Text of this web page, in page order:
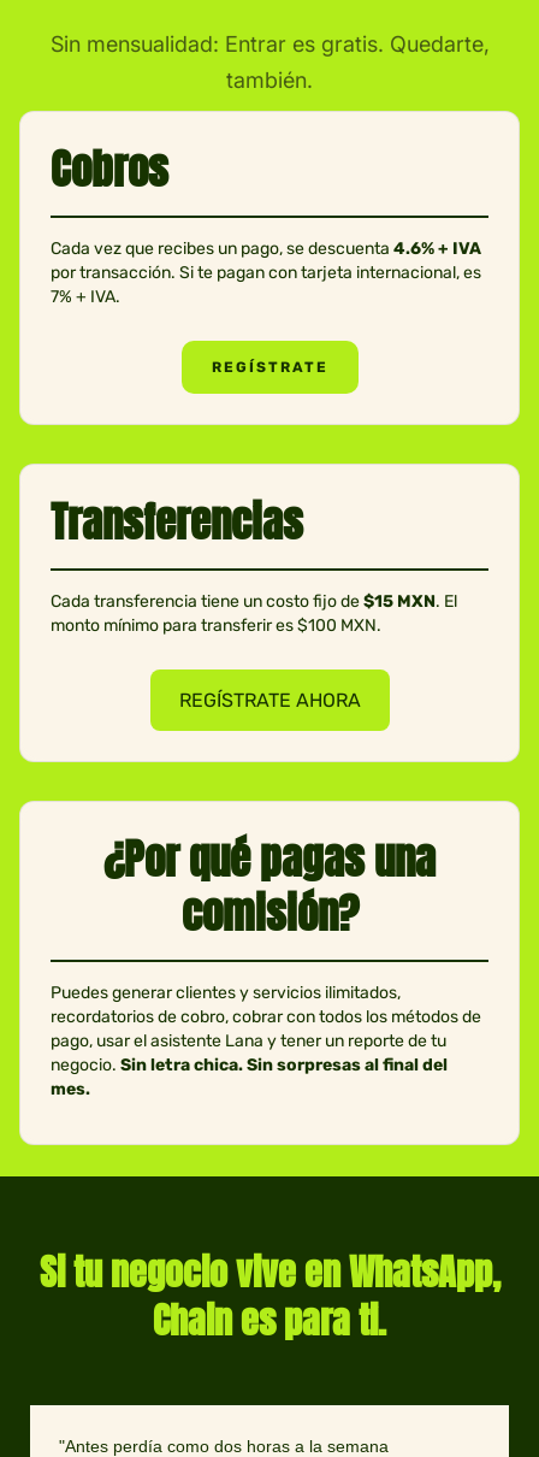
Sin mensualidad: Entrar es gratis. Quedarte,
también.
Cobros
Cada vez que recibes un pago, se descuenta 4.6% + IVA
por transacción. Si te pagan con tarjeta internacional, es
7% + IVA.
REGÍSTRATE
Transferencias
Cada transferencia tiene un costo fijo de$15 MXN. El
monto mínimo para transferir es $100 MXN.
REGÍSTRATE AHORA
¿Por qué pagas una
comisión?
Puedes generar clientes y servicios ilimitados,
recordatorios de cobro, cobrar con todos los métodos de
pago, usar el asistente Lana y tener un reporte de tu
negocio. Sin letra chica. Sin sorpresas al final del
mes.
Si tu negocio vive en WhatsApp,
Chain es para ti.
"Antes perdía como dos horas a la semana